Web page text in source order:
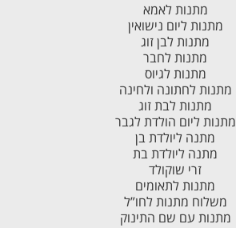
מתנות לאמא
מתנות ליום נישואין
מתנות לבן זוג
מתנות לחבר
מתנות לגיוס
מתנות לחתונה ולחינה
מתנות לבת זוג
מתנות ליום הולדת לגבר
מתנה ליולדת בן
מתנה ליולדת בת
זרי שוקולד
מתנות לתאומים
משלוח מתנות לחו”ל
מתנות עם שם התינוק